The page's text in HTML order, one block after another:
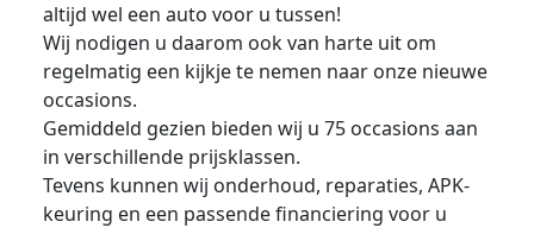
altijd wel een auto voor u tussen!
Wij nodigen u daarom ook van harte uit om
regelmatig een kijkje te nemen naar onze nieuwe
occasions.
Gemiddeld gezien bieden wij u 75 occasions aan
in verschillende prijsklassen.
Tevens kunnen wij onderhoud, reparaties, APK-
keuring en een passende financiering voor u